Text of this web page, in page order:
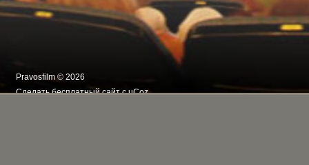
Pravosfilm © 2026
Сделатьбесплатный сайтсuCoz